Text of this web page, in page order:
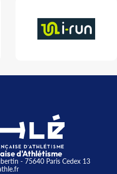
d'Athlétisme
- 75640 Paris Cedex 13